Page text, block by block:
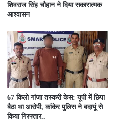
शिवराज सिंह चौहान ने दिया सकारात्मक
आश्वासन
67 किलो गांजा तस्करी केस: यूपी में छिपा
बैठा था आरोपी, कांकेर पुलिस ने बदायूं से
किया गिरफ्तार..